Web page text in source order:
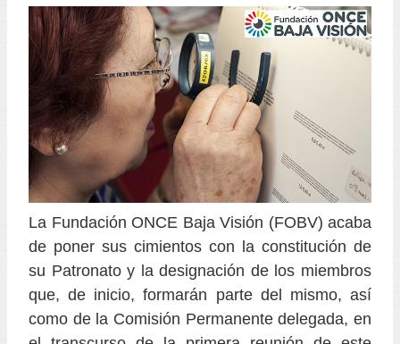
La Fundación ONCE Baja Visión (FOBV) acaba
de poner sus cimientos con la constitución de
su Patronato y la designación de los miembros
que, de inicio, formarán parte del mismo, así
como de la Comisión Permanente delegada, en